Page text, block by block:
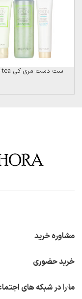
ست دست مری کی white tea
مشاوره خرید
خرید حضوری
ما را در شبکه های